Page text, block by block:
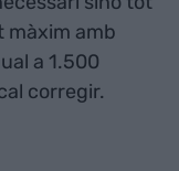
màxim amb
a 1.500
corregir.